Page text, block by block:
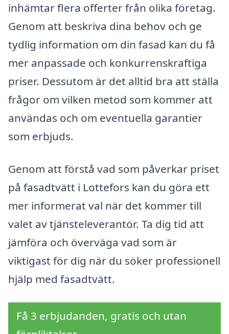
inhämtar flera offerter från olika företag.
Genom att beskriva dina behov och ge
tydlig information om din fasad kan du få
mer anpassade och konkurrenskraftiga
priser. Dessutom är det alltid bra att ställa
frågor om vilken metod som kommer att
användas och om eventuella garantier
som erbjuds.
Genom att förstå vad som påverkar priset
på fasadtvätt i Lottefors kan du göra ett
mer informerat val när det kommer till
valet av tjänsteleverantör. Ta dig tid att
jämföra och överväga vad som är
viktigast för dig när du söker professionell
hjälp med fasadtvätt.
Få 3 erbjudanden, gratis och utan